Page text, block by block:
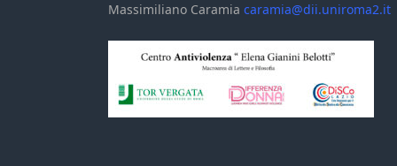
Massimiliano Caramia caramia@dii.uniroma2.it